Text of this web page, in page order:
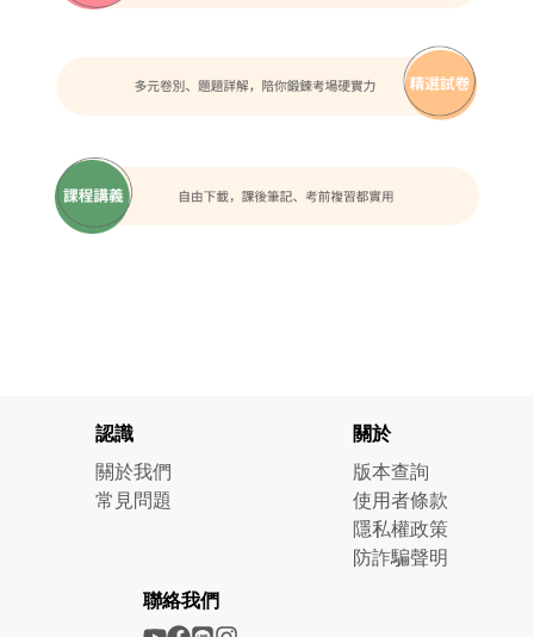
認識
關於我們
常見問題
關於
版本查詢
使用者條款
隱私權政策
防詐騙聲明
聯絡我們